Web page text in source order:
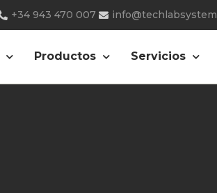
+34 943 470 007
Productos Servicios